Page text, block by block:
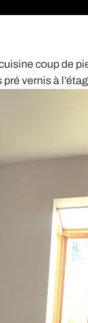
coup de
vernis à